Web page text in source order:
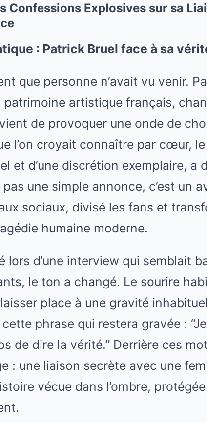
Confessions Explosives sur sa
: Patrick Bruel face à sa
que personne n’avait vu venir.
patrimoine artistique français,
de provoquer une onde de
l’on croyait connaître par cœur, le
et d’une discrétion exemplaire, a
pas une simple annonce, c’est un
sociaux, divisé les fans et
humaine moderne.
lors d’une interview qui semblait
le ton a changé. Le sourire
place à une gravité
phrase qui restera gravée :
de dire la vérité.” Derrière ces
: une liaison secrète avec une
vécue dans l’ombre,